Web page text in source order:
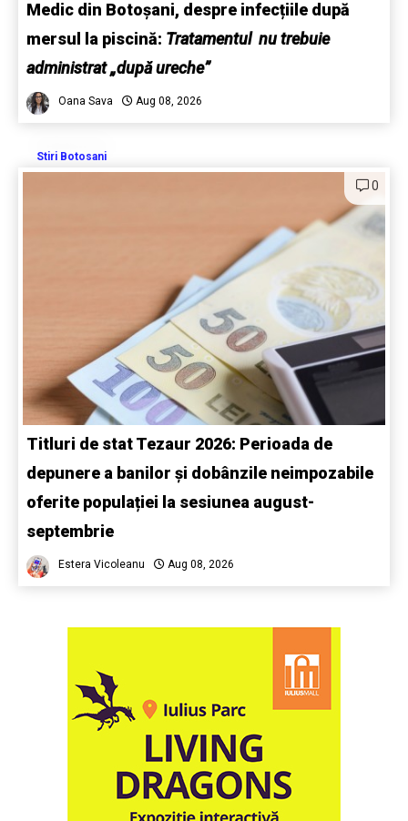
Medic din Botoșani, despre infecțiile după
mersul la piscină: Tratamentul nu trebuie
administrat „după ureche”
Oana Sava Aug 08, 2026
Stiri Botosani
0
Titluri de stat Tezaur 2026: Perioada de
depunere a banilor și dobânzile neimpozabile
oferite populației la sesiunea august-
septembrie
Estera Vicoleanu Aug 08, 2026